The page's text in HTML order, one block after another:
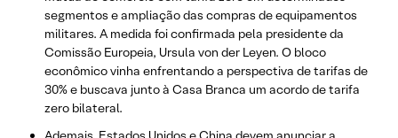
segmentos e ampliação das compras de equipamentos
militares. A medida foi confirmada pela presidente da
Comissão Europeia, Ursula von der Leyen. O bloco
econômico vinha enfrentando a perspectiva de tarifas de
30% e buscava junto à Casa Branca um acordo de tarifa
zero bilateral.